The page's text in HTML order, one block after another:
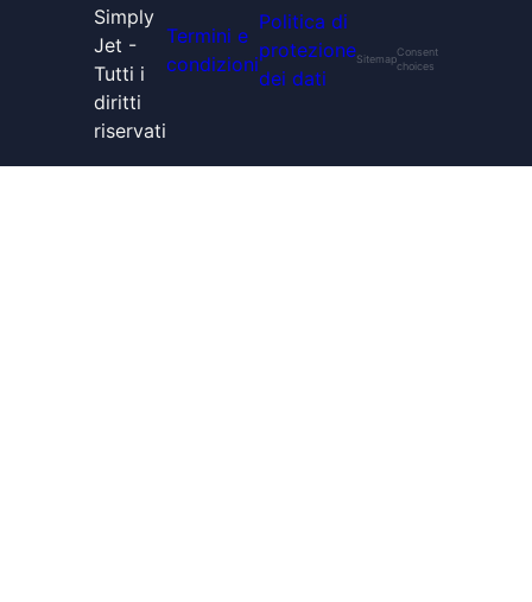
Simply
Jet -
Tutti i
diritti
riservati
Termini e
condizioni
Politica di
protezione
dei dati
Sitemap
Consent
choices